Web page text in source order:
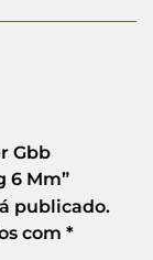
Gbb
6 Mm”
publicado.
com *